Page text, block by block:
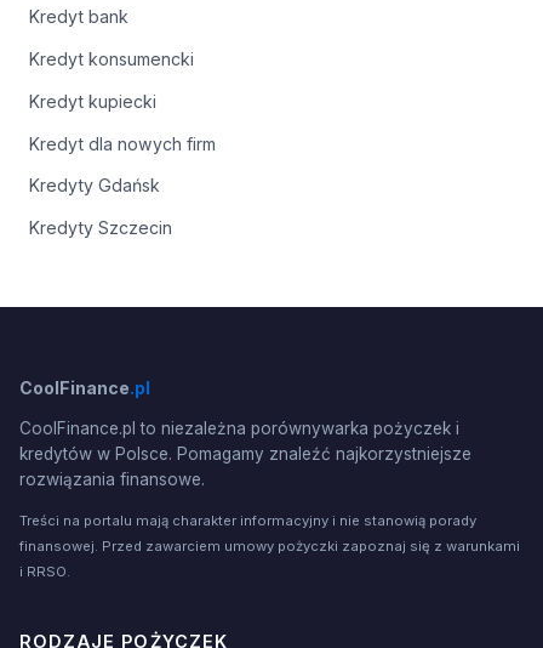
Kredyt bank
Kredyt konsumencki
Kredyt kupiecki
Kredyt dla nowych firm
Kredyty Gdańsk
Kredyty Szczecin
CoolFinance.pl
CoolFinance.pl to niezależna porównywarka pożyczek i
kredytów w Polsce. Pomagamy znaleźć najkorzystniejsze
rozwiązania finansowe.
Treści na portalu mają charakter informacyjny i nie stanowią porady
finansowej. Przed zawarciem umowy pożyczki zapoznaj się z warunkami
i RRSO.
RODZAJE POŻYCZEK